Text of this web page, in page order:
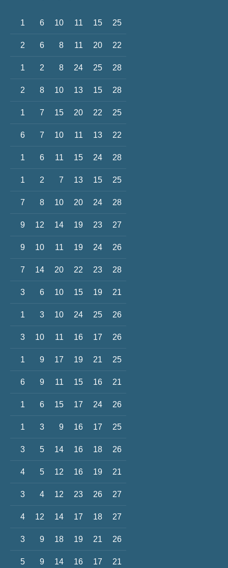
1 6 10 11 15 25
2 6 8 11 20 22
1 2 8 24 25 28
2 8 10 13 15 28
1 7 15 20 22 25
6 7 10 11 13 22
1 6 11 15 24 28
1 2 7 13 15 25
7 8 10 20 24 28
9 12 14 19 23 27
9 10 11 19 24 26
7 14 20 22 23 28
3 6 10 15 19 21
1 3 10 24 25 26
3 10 11 16 17 26
1 9 17 19 21 25
6 9 11 15 16 21
1 6 15 17 24 26
1 3 9 16 17 25
3 5 14 16 18 26
4 5 12 16 19 21
3 4 12 23 26 27
4 12 14 17 18 27
3 9 18 19 21 26
5 9 14 16 17 21